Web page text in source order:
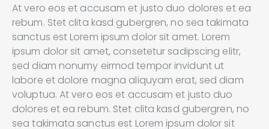
At vero eos et accusam et justo duo dolores et ea
rebum. Stet clita kasd gubergren, no sea takimata
sanctus est Lorem ipsum dolor sit amet. Lorem
ipsum dolor sit amet, consetetur sadipscing elitr,
sed diam nonumy eirmod tempor invidunt ut
labore et dolore magna aliquyam erat, sed diam
voluptua. At vero eos et accusam et justo duo
dolores et ea rebum. Stet clita kasd gubergren, no
sea takimata sanctus est Lorem ipsum dolor sit